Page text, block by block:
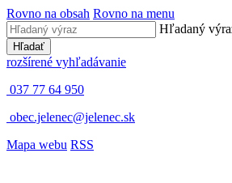
Rovno na obsah Rovno na menu
Hľadaný
Hľadať
rozšírené vyhľadávanie
037 77 64 950
obec.jelenec@jelenec.sk
Mapa webu RSS